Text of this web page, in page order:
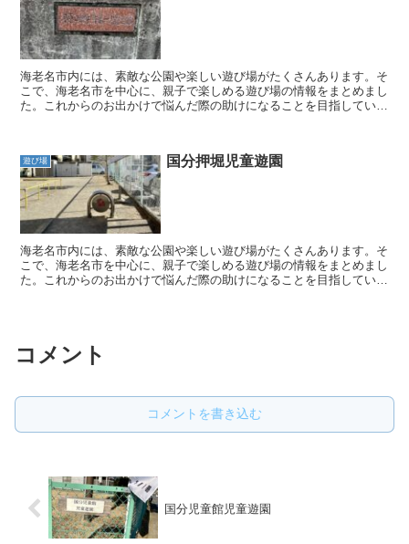
海老名市内には、素敵な公園や楽しい遊び場がたくさんあります。そ
こで、海老名市を中心に、親子で楽しめる遊び場の情報をまとめまし
た。これからのお出かけで悩んだ際の助けになることを目指していま
遊び場 国分押堀児童遊園
海老名市内には、素敵な公園や楽しい遊び場がたくさんあります。そ
こで、海老名市を中心に、親子で楽しめる遊び場の情報をまとめまし
た。これからのお出かけで悩んだ際の助けになることを目指していま
コメント
コメントを書き込む
国分児童館児童遊園